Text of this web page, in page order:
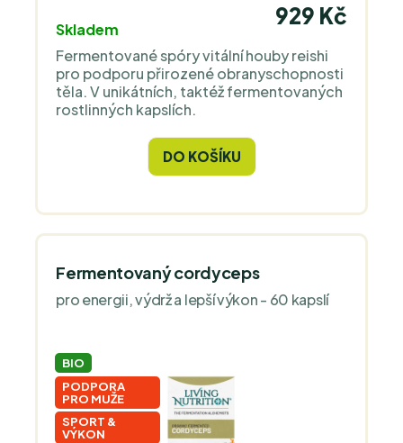
Skladem
929 Kč
Fermentované spóry vitální houby reishi
pro podporu přirozené obranyschopnosti
těla. V unikátních, taktéž fermentovaných
rostlinných kapslích.
DO KOŠÍKU
Fermentovaný cordyceps
pro energii, výdrž a lepší výkon - 60 kapslí
BIO
PODPORA
PRO MUŽE
SPORT &
VÝKON